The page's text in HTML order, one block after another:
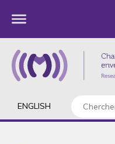
ENGLISH